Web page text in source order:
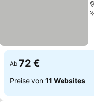
Ab 72 €
Preise von 11 Websites